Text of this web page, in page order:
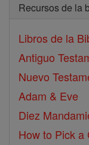
Recursos de la
Libros de la
Antiguo
Nuevo
Adam & Eve
Diez
How to Pick a